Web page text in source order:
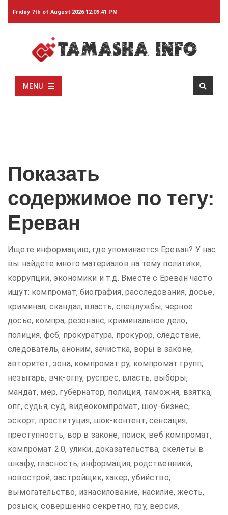
Friday 7th of August 2026 12:09:41 PM
MENU
Показать
содержимое по тегу:
Ереван
Ищете информацию, где упоминается Ереван? У нас
вы найдете много материалов на тему политики,
коррупции, экономики и т.д. Вместе с Ереван часто
ищут: компромат, биография, расследования, досье,
криминал, скандал, власть, спецлужбы, черное
досье, компра, резонанс, криминальное дело,
полиция, фсб, прокуратура, прокурор, следствие,
следователь, аноним, зачистка, воры в законе,
авторитет, зона, компромат ру, компромат групп,
незыгарь, вчк-огпу, руспрес, власть, выборы,
мандат, мер, губернатор, полиция, таможня, взятка,
опг, судья, суд, видеокомпромат, шоу-бизнес,
эскорт, проституция, шок-контент, сенсация,
преступность, вор в законе, поиск, веб компромат,
компромат 2.0, улики, доказательства, скелеты в
шкафу, гласность, информация, родственники,
новострой, застройщик, хакер, убийство,
вымогательство, изнасилование, насилие, жесть,
розыск, совершенно секретно, гру, версия,